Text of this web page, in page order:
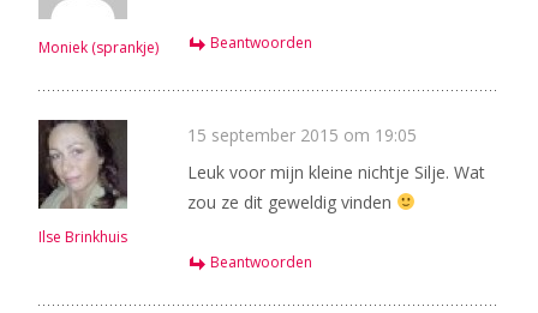
Moniek (sprankje) Beantwoorden
Ilse Brinkhuis
15 september 2015 om 19:05
Leuk voor mijn kleine nichtje Silje. Wat
zou ze dit geweldig vinden
Beantwoorden